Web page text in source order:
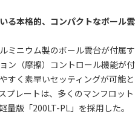
る本格的、コンパクトなボール雲
ミニウム製のボール雲台が付属す
ン（摩擦）コントロール機能が付
すく素早いセッティングが可能と
プレートは、多くのマンフロット
量版「200LT-PL」を採用した。